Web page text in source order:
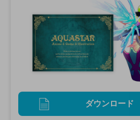
ダウンロード